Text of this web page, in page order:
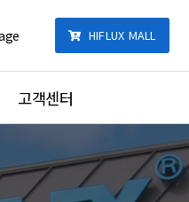
HIFLUX MALL
고객센터
의